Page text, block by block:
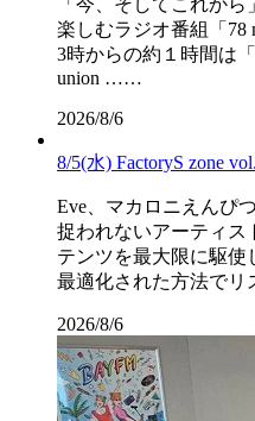
楽しむラジオ番組「78
3時からの約１時間は
union ……
2026/8/6
8/5(水) FactoryS zone
Eve、マカロニえんぴ
捉われないアーティス
テンツを最大限に駆使
最適化された方法で
2026/8/6